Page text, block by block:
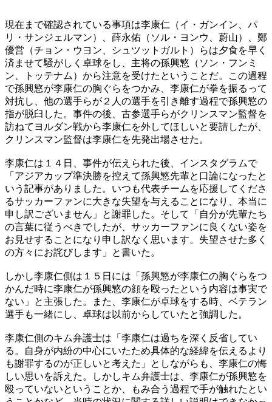
現在まで確認されている事項は李康仁（イ・ガンイン、パ
リ・サンジェルマン）、薛永佑（ソル・ヨンウ、蔚山）、鄭
優営（チョン・ウヨン、シュツットガルト）らは夕食を早く
済ませて騒がしく卓球をし、主将の孫興慜（ソン・フンミ
ン、トッテナム）から注意を受けたということだ。この過程
で孫興慜が李康仁の胸ぐらをつかみ、李康仁が拳を振るって
対抗し、他の選手らが２人の選手を引き離す過程で孫興慜の
指が脱臼した。事件の後、古参選手らがクリンスマン監督を
訪ねてヨルダン戦から李康仁を外してほしいと要請したが、
クリンスマン監督は李康仁を先発出場させた。
李康仁は１４日、事件が伝えられた後、インスタグラムで
「アジアカップ準決勝を控えて孫興慜先輩と口論になったと
いう記事がありました。いつも代表チームを応援してくださ
るサッカーファンに大きな失望を与えることになり、本当に
申し訳ございません」と謝罪した。そして「自分が先輩たち
の言葉に従うべきでしたが、サッカーファンに良くない姿を
お見せすることになり申し訳なく思います。失望させた多く
の方々にお詫びします」と書いた。
しかし李康仁側は１５日には「孫興慜が李康仁の胸ぐらをつ
かんだ時に李康仁が孫興慜の顔を殴ったという内容は事実で
ない」と主張した。また、李康仁が卓球をする時、ベテラン
選手も一緒にし、卓球は以前からしていたと強調した。
李康仁側のキム弁護士は「李康仁は過ちを深く反省してい
る。自身が内紛の中心にいたため具体的な経緯を伝えるより
も謝罪するのが正しいと考えた」としながらも、李康仁の悔
しい思いを訴えた。しかしキム弁護士は、李康仁が孫興慜を
殴っていないということか、もみ合う過程で手が触れたとい